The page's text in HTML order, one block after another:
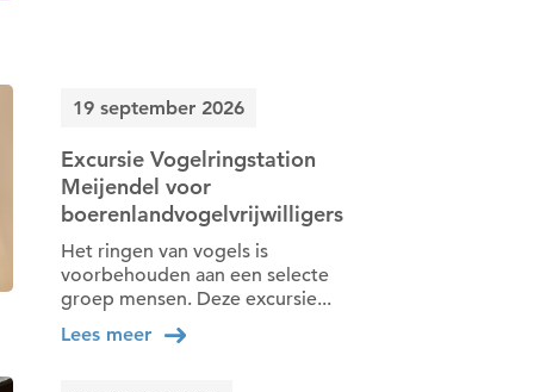
19 september 2026
Excursie Vogelringstation
Meijendel voor
boerenlandvogelvrijwilligers
Het ringen van vogels is
voorbehouden aan een selecte
groep mensen. Deze excursie...
Lees meer